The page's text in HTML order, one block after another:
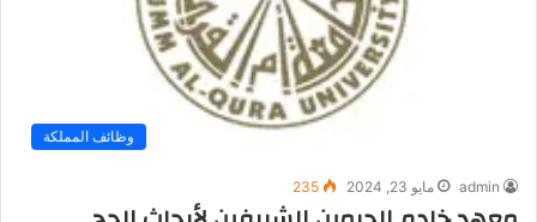
وظائف المملكة
admin مايو 23, 2024 235